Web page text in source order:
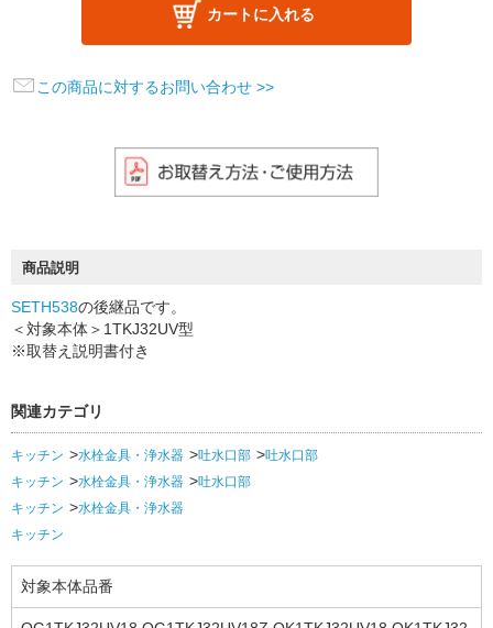
カートに入れる
この商品に対するお問い合わせ >>
商品説明
SETH538の後継品です。
＜対象本体＞1TKJ32UV型
※取替え説明書付き
関連カテゴリ
キッチン 水栓金具・浄水器 吐水口部
吐水口部
キッチン
水栓金具・浄水器
吐水口部
キッチン
水栓金具・浄水器
キッチン
対象本体品番